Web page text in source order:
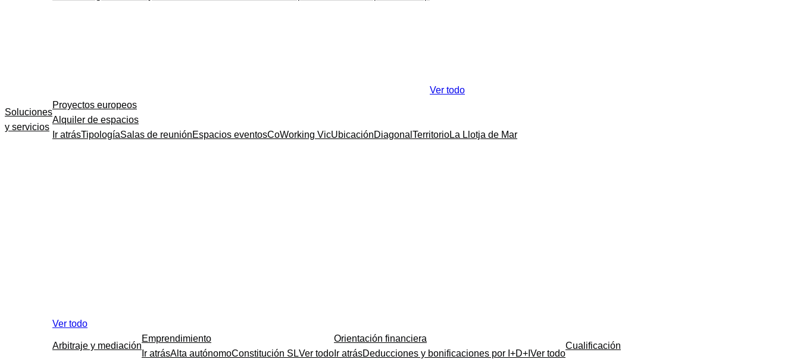
Soluciones
y servicios
Ver todo
Proyectos europeos
Alquiler de espacios
Ir atrásTipologíaSalas de reuniónEspacios eventosCoWorking VicUbicaciónDiagonal TerritorioLa Llotja de Mar
Ver todo
Arbitraje y mediación
Emprendimiento
Ir atrásAlta autónomoConstitución SLVer todo
Orientación financiera
Ir atrásDeducciones y bonificaciones por I+D+I Ver todo
Cualificación